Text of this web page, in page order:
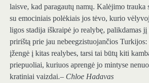
laisve, kad paragautų namų. Kalėjimo trauka
su emociniais polėkiais jos tėvo, kurio
ligos stadija iškraipė jo realybę, palikdamas jį
pririštą prie jau nebeegzistuojančios Turkijos:
įžengė į kitas realybes, tarsi tai būtų kiti
priepuoliai, kuriuos aprengė jo mintyse
kratiniai vaizdai.– Chloe Hadavas